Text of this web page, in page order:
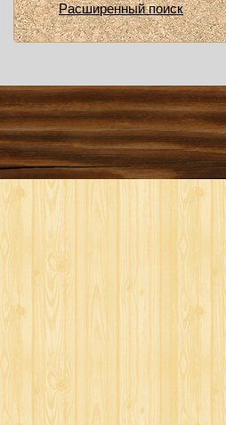
Расширенный поиск